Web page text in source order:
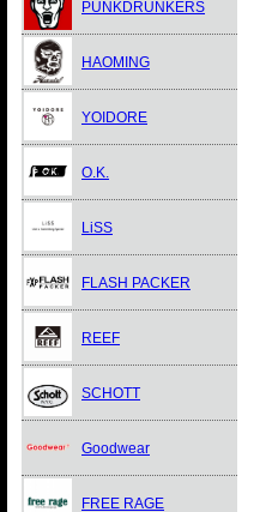
PUNKDRUNKERS
HAOMING
YOIDORE
O.K.
LiSS
FLASH PACKER
REEF
SCHOTT
Goodwear
FREE RAGE